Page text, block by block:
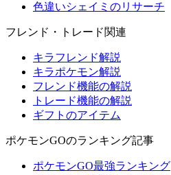
色違いシェイミのリサーチ
フレンド・トレード関連
キラフレンド解説
キラポケモン解説
フレンド機能の解説
トレード機能の解説
ギフトのアイテム
ポケモンGOのランキング記事
ポケモンGO最強ランキング